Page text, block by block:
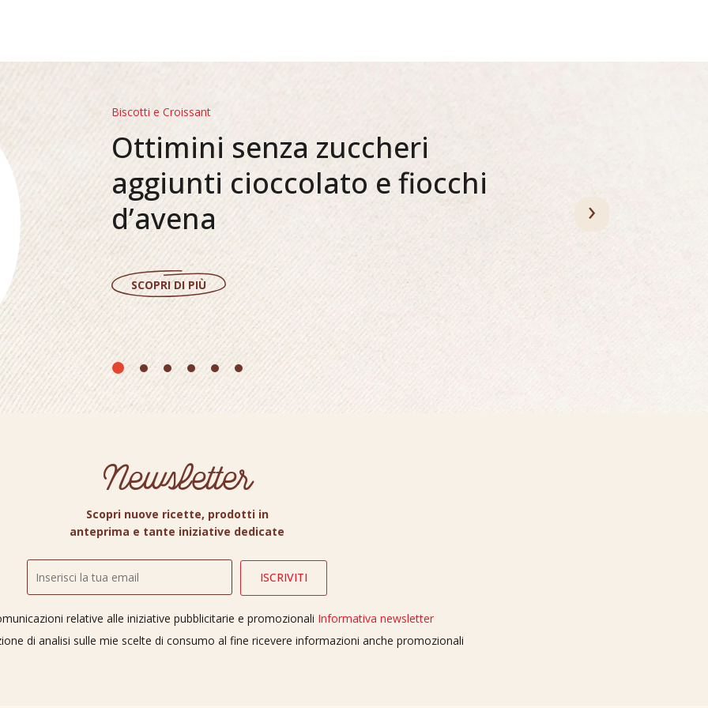
Biscotti e Croissant
Ottimini senza zuccheri
aggiunti cioccolato e fiocchi
d’avena
SCOPRI DI PIÙ
›
Newsletter
Scopri nuove ricette, prodotti in
anteprima e tante iniziative dedicate
relative alle iniziative pubblicitarie e promozionali Informativa newsletter
di analisi sulle mie scelte di consumo al fine ricevere informazioni anche promozionali